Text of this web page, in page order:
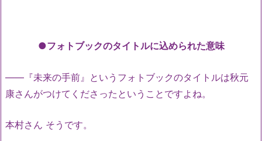
●フォトブックのタイトルに込められた意味
――『未来の手前』というフォトブックのタイトルは秋元
康さんがつけてくださったということですよね。
本村さん そうです。